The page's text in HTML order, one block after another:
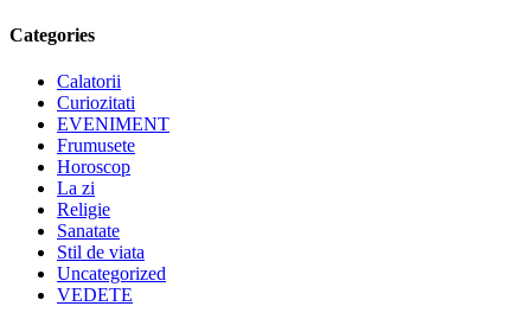
Categories
Calatorii
Curiozitati
EVENIMENT
Frumusete
Horoscop
La zi
Religie
Sanatate
Stil de viata
Uncategorized
VEDETE